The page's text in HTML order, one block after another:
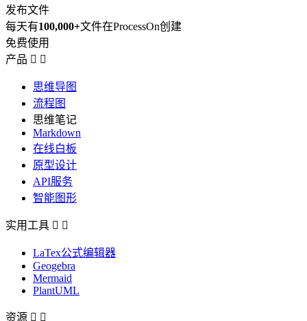
发布文件
每天有100,000+文件在ProcessOn创建
免费使用
产品  
思维导图
流程图
思维笔记
Markdown
在线白板
原型设计
API服务
智能图形
实用工具  
LaTex公式编辑器
Geogebra
Mermaid
PlantUML
资源  